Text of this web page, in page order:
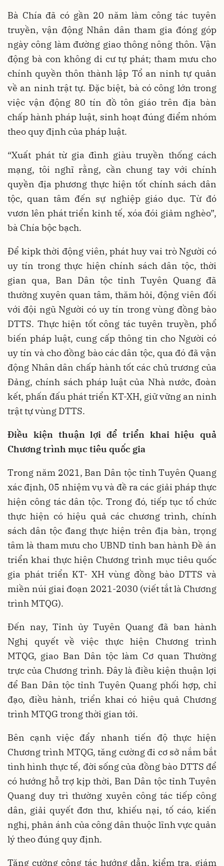
Bà Chía đã có gần 20 năm làm công tác tuyên
truyền, vận động Nhân dân tham gia đóng góp
ngày công làm đường giao thông nông thôn. Vận
động bà con không di cư tự phát; tham mưu cho
chính quyền thôn thành lập Tổ an ninh tự quản
về an ninh trật tự. Đặc biệt, bà có công lớn trong
việc vận động 80 tín đồ tôn giáo trên địa bàn
chấp hành pháp luật, sinh hoạt đúng điểm nhóm
theo quy định của pháp luật.
“Xuất phát từ gia đình giàu truyền thống cách
mạng, tôi nghĩ rằng, cần chung tay với chính
quyền địa phương thực hiện tốt chính sách dân
tộc, quan tâm đến sự nghiệp giáo dục. Từ đó
vươn lên phát triển kinh tế, xóa đói giảm nghèo”,
bà Chía bộc bạch.
Để kipk thời động viên, phát huy vai trò Người có
uy tín trong thực hiện chính sách dân tộc, thời
gian qua, Ban Dân tộc tỉnh Tuyên Quang đã
thường xuyên quan tâm, thăm hỏi, động viên đối
với đội ngũ Người có uy tín trong vùng đồng bào
DTTS. Thực hiện tốt công tác tuyên truyền, phổ
biến pháp luật, cung cấp thông tin cho Người có
uy tín và cho đồng bào các dân tộc, qua đó đã vận
động Nhân dân chấp hành tốt các chủ trương của
Đảng, chính sách pháp luật của Nhà nước, đoàn
kết, phấn đấu phát triển KT-XH, giữ vững an ninh
trật tự vùng DTTS.
Điều kiện thuận lợi để triển khai hiệu quả
Chương trình mục tiêu quốc gia
Trong năm 2021, Ban Dân tộc tỉnh Tuyên Quang
xác định, 05 nhiệm vụ và đề ra các giải pháp thực
hiện công tác dân tộc. Trong đó, tiếp tục tổ chức
thực hiện có hiệu quả các chương trình, chính
sách dân tộc đang thực hiện trên địa bàn, trọng
tâm là tham mưu cho UBND tỉnh ban hành Đề án
triển khai thực hiện Chương trình mục tiêu quốc
gia phát triển KT- XH vùng đồng bào DTTS và
miền núi giai đoạn 2021-2030 (viết tắt là Chương
trình MTQG).
Đến nay, Tỉnh ủy Tuyên Quang đã ban hành
Nghị quyết về việc thực hiện Chương trình
MTQG, giao Ban Dân tộc làm Cơ quan Thường
trực của Chương trình. Đây là điều kiện thuận lợi
để Ban Dân tộc tỉnh Tuyên Quang phối hợp, chỉ
đạo, điều hành, triển khai có hiệu quả Chương
trình MTQG trong thời gian tới.
Bên cạnh việc đẩy nhanh tiến độ thực hiện
Chương trình MTQG, tăng cường đi cơ sở nắm bắt
tình hình thực tế, đời sống của đồng bào DTTS để
có hướng hỗ trợ kịp thời, Ban Dân tộc tỉnh Tuyên
Quang duy trì thường xuyên công tác tiếp công
dân, giải quyết đơn thư, khiếu nại, tố cáo, kiến
nghị, phản ánh của công dân thuộc lĩnh vực quản
lý theo đúng quy định.
Tăng cường công tác hướng dẫn, kiểm tra, giám